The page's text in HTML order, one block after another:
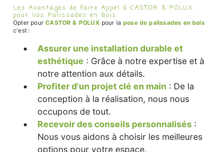
Les Avantages de Faire Appel à CASTOR & POLUX
pour Vos Palissades en Bois
Opter pourCASTOR & POLUX pour la pose de palissades en bois
c'est :
Assurer une installation durable et
esthétique : Grâce à notre expertise et à
notre attention aux détails.
Profiter d'un projet clé en main : De la
conception à la réalisation, nous nous
occupons de tout.
Recevoir des conseils personnalisés :
Nous vous aidons à choisir les meilleures
options pour votre espace.